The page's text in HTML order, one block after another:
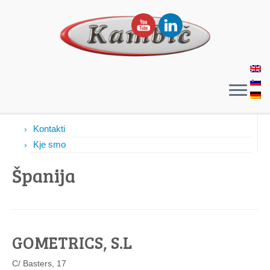
Kontakti
Kje smo
Španija
GOMETRICS, S.L
C/ Basters, 17